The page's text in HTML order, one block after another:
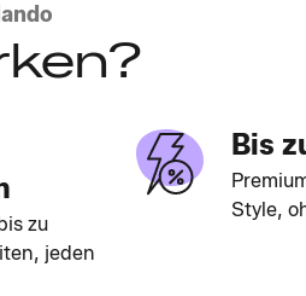
zu
jeden
Bis
Style,